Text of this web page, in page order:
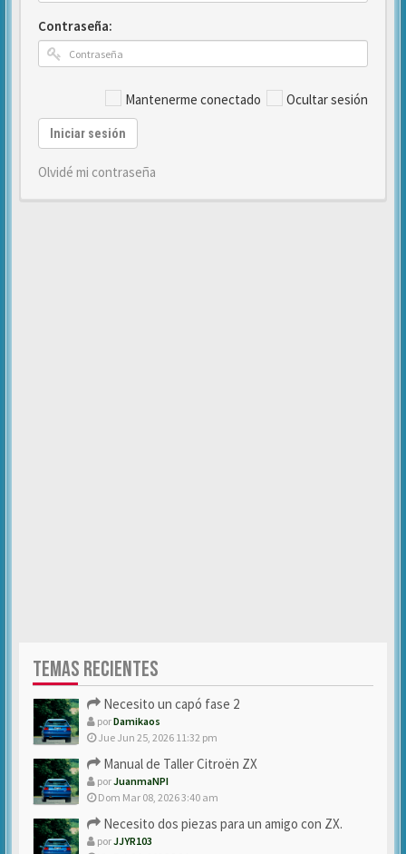
Contraseña:
Mantenerme conectado Ocultar sesión
Iniciar sesión
Olvidé mi contraseña
TEMAS RECIENTES
Necesito un capó fase 2
porDamikaos
Jue Jun 25, 2026 11:32 pm
Manual de Taller Citroën ZX
porJuanmaNPI
Dom Mar 08, 2026 3:40 am
Necesito dos piezas para un amigo con ZX.
porJJYR103